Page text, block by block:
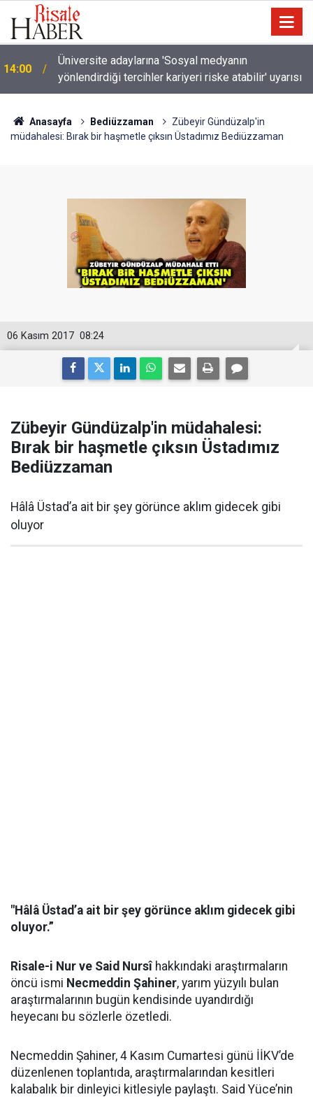
14:00
Üniversite adaylarına 'Sosyal medyanın
yönlendirdiği tercihler kariyeri riske atabilir' uyarısı
Anasayfa Bediüzzaman
Zübeyir Gündüzalp'in
müdahalesi: Bırak bir haşmetle çıksın Üstadımız Bediüzzaman
08:24
06 Kasım 2017
Zübeyir Gündüzalp'in müdahalesi:
Bırak bir haşmetle çıksın Üstadımız
Bediüzzaman
Hâlâ Üstad’a ait bir şey görünce aklım gidecek gibi
oluyor
"Hâlâ Üstad’a ait bir şey görünce aklım gidecek gibi
oluyor.”
Risale-i Nur ve Said Nursîhakkındaki araştırmaların
öncü ismi Necmeddin Şahiner, yarım yüzyılı bulan
araştırmalarının bugün kendisinde uyandırdığı
heyecanı bu sözlerle özetledi.
Necmeddin Şahiner, 4 Kasım Cumartesi günü İİKV’de
düzenlenen toplantıda, araştırmalarından kesitleri
kalabalık bir dinleyici kitlesiyle paylaştı. Said Yüce’nin